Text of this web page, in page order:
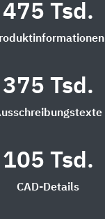
475 Tsd.
375 Tsd.
105 Tsd.
CAD-Details